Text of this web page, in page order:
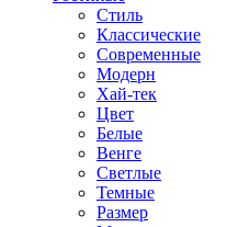
Стиль
Классические
Современные
Модерн
Хай-тек
Цвет
Белые
Венге
Светлые
Темные
Размер